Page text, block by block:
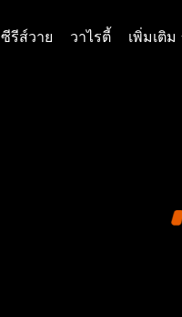
ซีรีส์วาย วาไรตี้ เพิ่มเติม